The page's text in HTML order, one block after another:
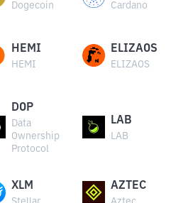
Dogecoin Cardano
HEMI
HEMI
ELIZAOS
ELIZAOS
DOP
Data
Ownership
Protocol
LAB
LAB
XLM AZTEC